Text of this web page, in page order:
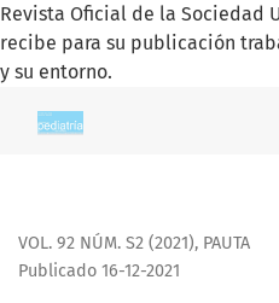
Revista Oficial de la Sociedad
recibe para su publicación
y su entorno.
Antisépticos, anestésicos y
VOL. 92 NÚM. S2 (2021), PAUTA
Publicado 16-12-2021